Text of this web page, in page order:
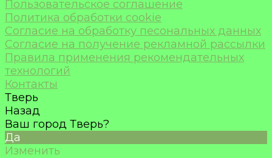
Пользовательское соглашение
Политика обработки cookie
Согласие на обработку песональных данных
Согласие на получение рекламной рассылки
Правила применения рекомендательных
технологий
Контакты
Тверь
Назад
Ваш город Тверь?
Да
Изменить